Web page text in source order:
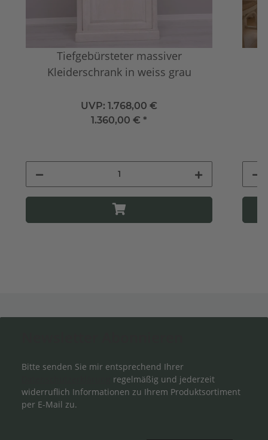
Tiefgebürsteter massiver
Kleiderschrank in weiss grau
UVP: 1.768,00 €
1.360,00 €*
Bitte senden Sie mir entsprechend Ihrer
regelmäßig und jederzeit
widerruflich Informationen zu Ihrem Produktsortiment
per E-Mail zu.